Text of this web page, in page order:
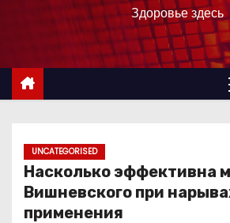
с
Здоровье здесь
UNCATEGORISED
Насколько эффективна
Вишневского при
применения